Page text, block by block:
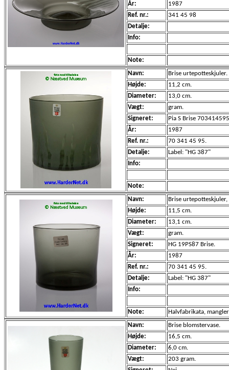
År:
1987
Ref. nr.:
341 45 98
Detalje:
Info:
Note:
Navn:
Brise urtepotteskjuler.
Højde:
11,2 cm.
Diameter:
13,0 cm.
Vægt:
gram.
Signeret:
Pia S Brise
År:
1987
Ref. nr.:
70 341 45 95.
Detalje:
Label: "HG 387"
Info:
Note:
Navn:
Brise urtepotteskjuler,
Højde:
11,5 cm.
Diameter:
13,1 cm.
Vægt:
gram.
Signeret:
HG 19PS87 Brise.
År:
1987
Ref. nr.:
70 341 45 95.
Detalje:
Label: "HG 387"
Info:
Note:
Halvfabrikata,
Navn:
Brise blomstervase.
Højde:
16,5 cm.
Diameter:
6,0 cm.
Vægt:
203 gram.